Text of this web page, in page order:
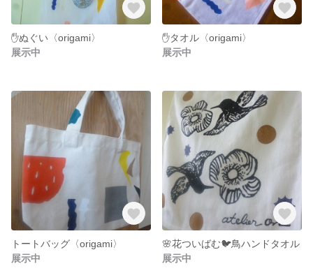
✋ぬぐい〈origami〉
展示中
✋タオル〈origami〉
展示中
トートバッグ〈origami〉
展示中
🌸花ついばむ🐦鳥ハンドタオル
展示中